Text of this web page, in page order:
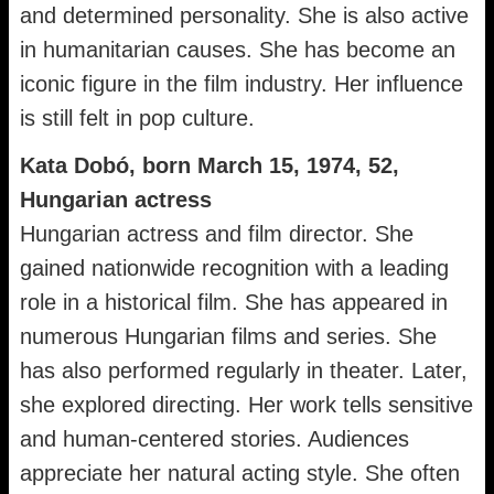
and determined personality. She is also active
in humanitarian causes. She has become an
iconic figure in the film industry. Her influence
is still felt in pop culture.
Kata Dobó, born March 15, 1974, 52,
Hungarian actress
Hungarian actress and film director. She
gained nationwide recognition with a leading
role in a historical film. She has appeared in
numerous Hungarian films and series. She
has also performed regularly in theater. Later,
she explored directing. Her work tells sensitive
and human-centered stories. Audiences
appreciate her natural acting style. She often